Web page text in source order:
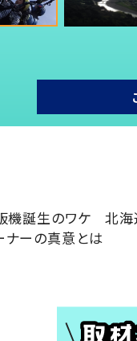
販機誕生のワケ 北
ーの真意とは